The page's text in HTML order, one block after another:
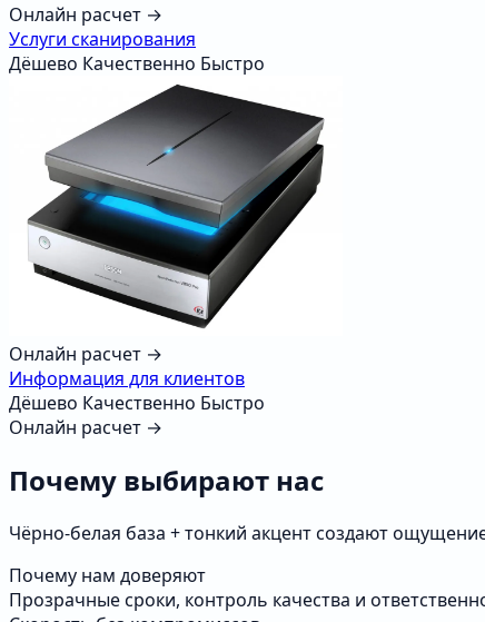
Онлайн расчет →
Услуги сканирования
Дёшево Качественно Быстро
Онлайн расчет →
Информация для клиентов
Дёшево Качественно Быстро
Онлайн расчет →
Почему выбирают нас
Чёрно‑белая база + тонкий акцент создают
Почему нам доверяют
Прозрачные сроки, контроль качества и